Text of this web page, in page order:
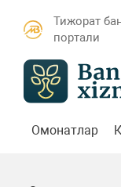
Тижорат
портали
Омонатлар